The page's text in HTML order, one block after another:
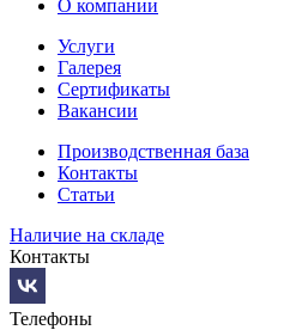
О компании
Услуги
Галерея
Сертификаты
Вакансии
Производственная база
Контакты
Статьи
Наличие на складе
Контакты
Телефоны